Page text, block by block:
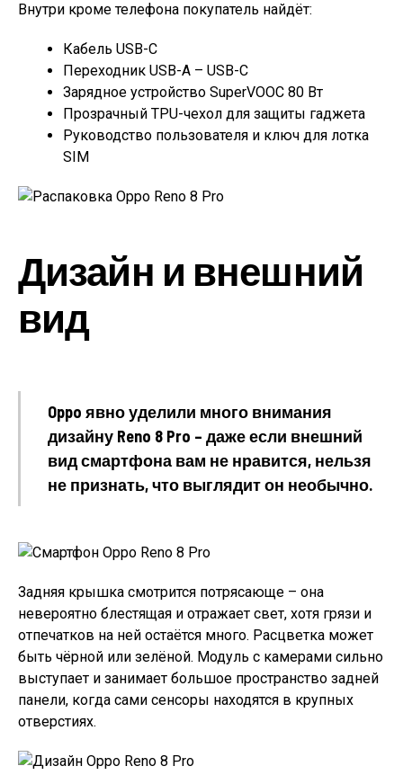
Внутри кроме телефона покупатель найдёт:
Кабель USB-C
Переходник USB-A – USB-C
Зарядное устройство SuperVOOC 80 Вт
Прозрачный TPU-чехол для защиты гаджета
Руководство пользователя и ключ для лотка
SIM
Дизайн и внешний
вид
Oppo явно уделили много внимания
дизайну Reno 8 Pro – даже если внешний
вид смартфона вам не нравится, нельзя
не признать, что выглядит он необычно.
Задняя крышка смотрится потрясающе – она
невероятно блестящая и отражает свет, хотя грязи и
отпечатков на ней остаётся много. Расцветка может
быть чёрной или зелёной. Модуль с камерами сильно
выступает и занимает большое пространство задней
панели, когда сами сенсоры находятся в крупных
отверстиях.